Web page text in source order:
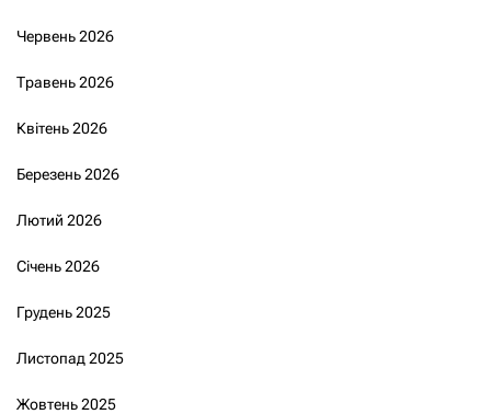
Червень 2026
Травень 2026
Квітень 2026
Березень 2026
Лютий 2026
Січень 2026
Грудень 2025
Листопад 2025
Жовтень 2025